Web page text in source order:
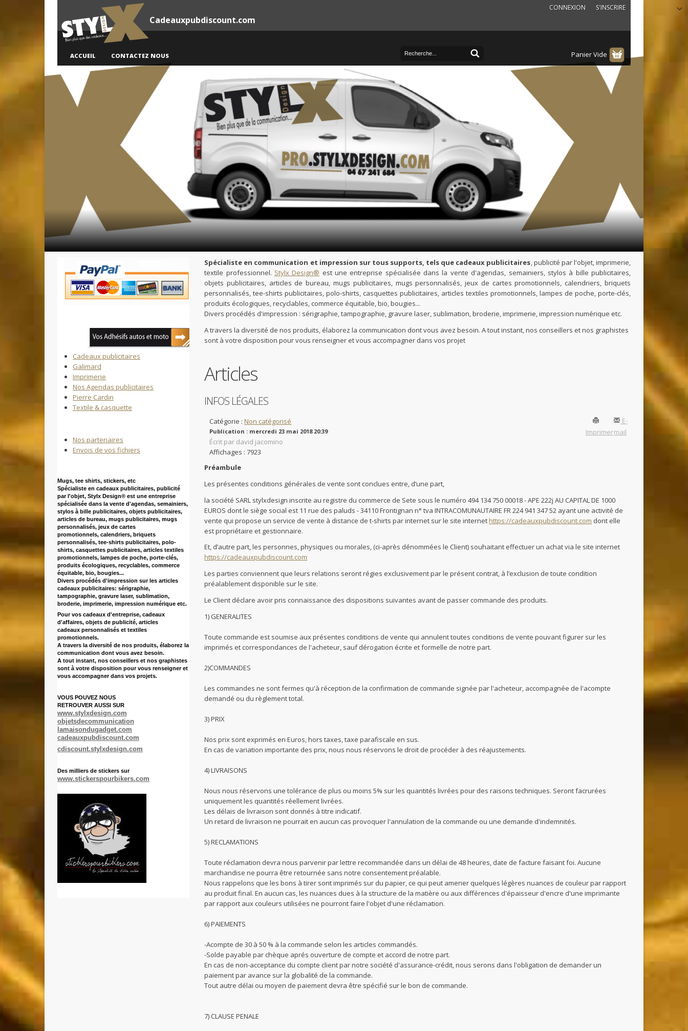
Cadeauxpubdiscount.com
CONNEXION S'INSCRIRE
ACCUEIL CONTACTEZ NOUS Panier Vide
Vous êtes ici :Accueil
Cadeaux publicitaires
Galimard
Imprimerie
Nos Agendas publicitaires
Pierre Cardin
Textile & casquette
Nos partenaires
Envois de vos fichiers
Mugs, tee shirts, stickers, etc
Spécialiste en cadeaux publicitaires, publicité
par l'objet, Stylx Design® est une entreprise
spécialisée dans la vente d'agendas, semainiers,
stylos à bille publicitaires, objets publicitaires,
articles de bureau, mugs publicitaires, mugs
personnalisés, jeux de cartes
promotionnels, calendriers, briquets
personnalisés, tee-shirts publicitaires, polo-
shirts, casquettes publicitaires, articles textiles
promotionnels, lampes de poche, porte-clés,
produits écologiques, recyclables, commerce
équitable, bio, bougies...
Divers procédés d'impression sur les articles
cadeaux publicitaires: sérigraphie,
tampographie, gravure laser, sublimation,
broderie, imprimerie, impression numérique etc.
Pour vos cadeaux d'entreprise, cadeaux
d'affaires, objets de publicité, articles
cadeaux personnalisés et textiles
promotionnels.
A travers la diversité de nos produits, élaborez la
communication dont vous avez besoin.
A tout instant, nos conseillers et nos graphistes
sont à votre disposition pour vous renseigner et
vous accompagner dans vos projets.
VOUS POUVEZ NOUS
RETROUVER AUSSI SUR
www.stylxdesign.com
objetsdecommunication
lamaisondugadget.com
cadeauxpubdiscount.com
cdiscount.stylxdesign.com
Des milliers de stickers sur
www.stickerspourbikers.com
Spécialiste en communication et impression sur tous supports, tels que cadeaux publicitaires, publicité par l'objet, imprimerie,
textile professionnel. Stylx Design® est une entreprise spécialisée dans la vente d'agendas, semainiers, stylos à bille publicitaires,
objets publicitaires, articles de bureau, mugs publicitaires, mugs personnalisés, jeux de cartes promotionnels, calendriers, briquets
personnalisés, tee-shirts publicitaires, polo-shirts, casquettes publicitaires, articles textiles promotionnels, lampes de poche, porte-clés,
produits écologiques, recyclables, commerce équitable, bio, bougies...
Divers procédés d'impression : sérigraphie, tampographie, gravure laser, sublimation, broderie, imprimerie, impression numérique etc.
A travers la diversité de nos produits, élaborez la communication dont vous avez besoin. A tout instant, nos conseillers et nos graphistes
sont à votre disposition pour vous renseigner et vous accompagner dans vos projet
Articles
INFOS LÉGALES
Imprimer
E-
mail
Catégorie :Non catégorisé
Publication : mercredi 23 mai 2018 20:39
Écrit par david jacomino
Affichages : 7923
Préambule
Les présentes conditions générales de vente sont conclues entre, d’une part,
la société SARL stylxdesign inscrite au registre du commerce de Sete sous le numéro 494 134 750 00018 - APE 222j AU CAPITAL DE 1000
EUROS dont le siège social est 11 rue des paluds - 34110 Frontignan n° tva INTRACOMUNAUTAIRE FR 224 941 347 52 ayant une activité de
vente qui propose un service de vente à distance de t-shirts par internet sur le site internethttps://cadeauxpubdiscount.com dont elle
est propriétaire et gestionnaire.
Et, d’autre part, les personnes, physiques ou morales, (ci-après dénommées le Client) souhaitant effectuer un achat via le site internet
https://cadeauxpubdiscount.com
Les parties conviennent que leurs relations seront régies exclusivement par le présent contrat, à l’exclusion de toute condition
préalablement disponible sur le site.
Le Client déclare avoir pris connaissance des dispositions suivantes avant de passer commande des produits.
1) GENERALITES
Toute commande est soumise aux présentes conditions de vente qui annulent toutes conditions de vente pouvant figurer sur les
imprimés et correspondances de l'acheteur, sauf dérogation écrite et formelle de notre part.
2)COMMANDES
Les commandes ne sont fermes qu'à réception de la confirmation de commande signée par l'acheteur, accompagnée de l'acompte
demandé ou du règlement total.
3) PRIX
Nos prix sont exprimés en Euros, hors taxes, taxe parafiscale en sus.
En cas de variation importante des prix, nous nous réservons le droit de procéder à des réajustements.
4) LIVRAISONS
Nous nous réservons une tolérance de plus ou moins 5% sur les quantités livrées pour des raisons techniques. Seront facrurées
uniquement les quantités réellement livrées.
Les délais de livraison sont donnés à titre indicatif.
Un retard de livraison ne pourrait en aucun cas provoquer l'annulation de la commande ou une demande d'indemnités.
5) RECLAMATIONS
Toute réclamation devra nous parvenir par lettre recommandée dans un délai de 48 heures, date de facture faisant foi. Aucune
marchandise ne pourra être retournée sans notre consentement préalable.
Nous rappelons que les bons à tirer sont imprimés sur du papier, ce qui peut amener quelques légères nuances de couleur par rapport
au produit final. En aucun cas, les nuances dues à la structure de la matière ou aux différences d'épaisseur d'encre d'une imprimante
par rapport aux couleurs utilisées ne pourront faire l'objet d'une réclamation.
6) PAIEMENTS
-Acompte de 30 à 50 % à la commande selon les articles commandés.
-Solde payable par chèque aprés ouverture de compte et accord de notre part.
En cas de non-acceptance du compte client par notre société d'assurance-crédit, nous serons dans l'obligation de demander un
paiement par avance sur la globalité de la commande.
Tout autre délai ou moyen de paiement devra être spécifié sur le bon de commande.
7) CLAUSE PENALE